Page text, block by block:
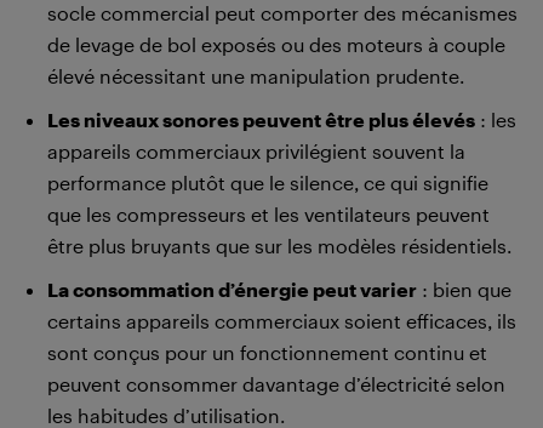
socle commercial peut comporter des mécanismes
de levage de bol exposés ou des moteurs à couple
élevé nécessitant une manipulation prudente.
Les niveaux sonores peuvent être plus élevés : les
appareils commerciaux privilégient souvent la
performance plutôt que le silence, ce qui signifie
que les compresseurs et les ventilateurs peuvent
être plus bruyants que sur les modèles résidentiels.
La consommation d’énergie peut varier : bien que
certains appareils commerciaux soient efficaces, ils
sont conçus pour un fonctionnement continu et
peuvent consommer davantage d’électricité selon
les habitudes d’utilisation.